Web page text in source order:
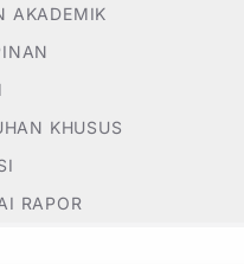
AKADEMIK
KHUSUS
RAPOR